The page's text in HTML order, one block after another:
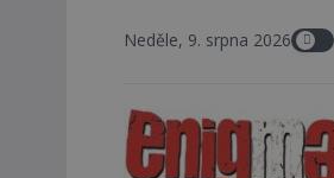
Neděle, 9. srpna 2026
9. srpna